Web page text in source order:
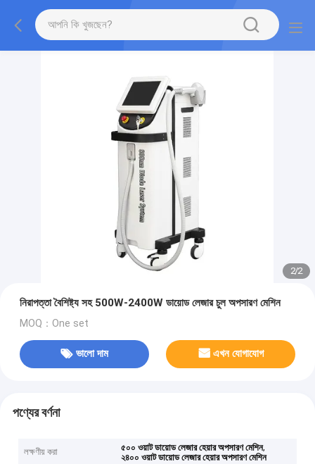
2/2
নিরাপত্তা বৈশিষ্ট্য সহ 500W-2400W ডায়োড লেজার চুল অপসারণ মেশিন
MOQ：One set
ভালো দাম এখন যোগাযোগ
পণ্যের বর্ণনা
লক্ষণীয় করা ৫০০ ওয়াট ডায়োড লেজার হেয়ার অপসারণ মেশিন,
২৪০০ ওয়াট ডায়োড লেজার হেয়ার অপসারণ মেশিন